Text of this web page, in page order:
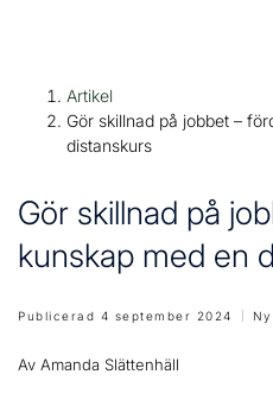
Huvudnavigation
Artikel
Gör skillnad på jobbet –
distanskurs
Gör skillnad på
kunskap med en
Publicerad 4 september 2024
Av Amanda Slättenhäll